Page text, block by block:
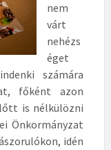
nem
várt
nehézs
éget
számára
főként azon
is nélkülözni
Önkormányzat
idén